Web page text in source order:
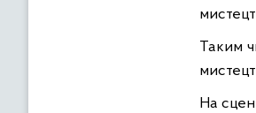
Таким
На